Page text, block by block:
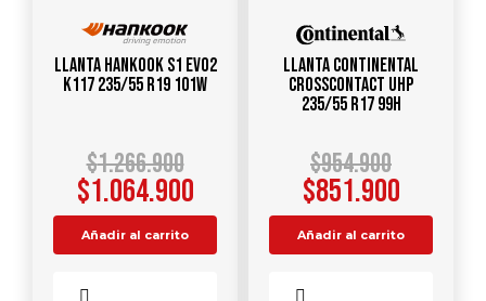
Llanta HANKOOK S1 Evo2
K117 235/55 R19 101W
$1.266.900
$1.064.900
Añadir al carrito
Llanta CONTINENTAL
CrossContact UHP
235/55 R17 99H
$954.900
$851.900
Añadir al carrito